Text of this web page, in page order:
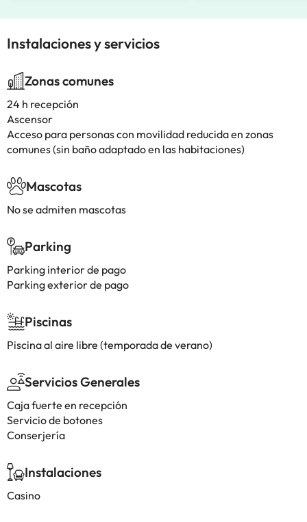
Instalaciones y servicios
Zonas comunes
24 h recepción
Ascensor
Acceso para personas con movilidad reducida en zonas
comunes (sin baño adaptado en las habitaciones)
Mascotas
No se admiten mascotas
Parking
Parking interior de pago
Parking exterior de pago
Piscinas
Piscina al aire libre (temporada de verano)
Servicios Generales
Caja fuerte en recepción
Servicio de botones
Conserjería
Instalaciones
Casino